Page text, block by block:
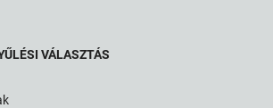
VÁLASZTÁS